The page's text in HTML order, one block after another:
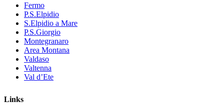
Fermo
P.S.Elpidio
S.Elpidio a Mare
P.S.Giorgio
Montegranaro
Area Montana
Valdaso
Valtenna
Val d’Ete
Links